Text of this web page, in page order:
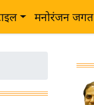
मनोरंजन जगत